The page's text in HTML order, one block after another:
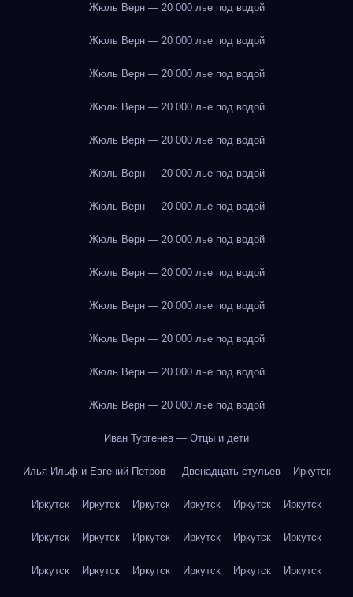
Жюль Верн — 20 000 лье под водой
Жюль Верн — 20 000 лье под водой
Жюль Верн — 20 000 лье под водой
Жюль Верн — 20 000 лье под водой
Жюль Верн — 20 000 лье под водой
Жюль Верн — 20 000 лье под водой
Жюль Верн — 20 000 лье под водой
Жюль Верн — 20 000 лье под водой
Жюль Верн — 20 000 лье под водой
Жюль Верн — 20 000 лье под водой
Жюль Верн — 20 000 лье под водой
Жюль Верн — 20 000 лье под водой
Жюль Верн — 20 000 лье под водой
Иван Тургенев — Отцы и дети
Илья Ильф и Евгений Петров — Двенадцать стульев Иркутск
Иркутск Иркутск Иркутск Иркутск Иркутск Иркутск
Иркутск Иркутск Иркутск Иркутск Иркутск Иркутск
Иркутск Иркутск Иркутск Иркутск Иркутск Иркутск